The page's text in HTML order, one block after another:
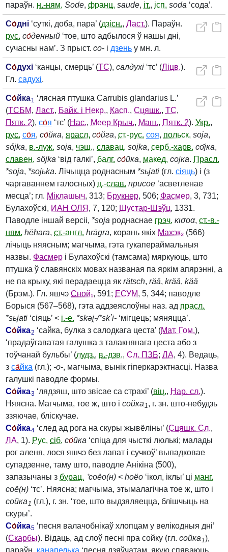
параўн. н.-ням. Sode, франц. saude, іт., ісп. soda ‘сода’.
Со́дні ‘суткі, доба, пара’ (дзісн., Ласт.). Параўн.
рус. со́денный ‘тое, што адбылося ў нашы дні,
сучасны нам’. З прыст. со‑ і дзень у мн. л.
Со́духі ‘канцы, смерць’ (ТС), салдухі ‘тс’ (Ліцв.).
Гл. садухі.
Со́йка1 ‘лясная птушка Carrubis glandarius L.’
(ТСБМ, Ласт., Байк. і Некр., Касп., Сцяшк., ТС,
Пятк. 2), со́я ‘тс’ (Нас., Меер Крыч., Маш., Пятк. 2). Укр.,
рус. со́я, со́йка, ярасл. со́йга, ст.-рус. соя, польск. soja,
sójka, в.-луж. soja, чэш., славац. sojka, серб.-харв. со̑јка,
славен. sȏjka ‘від галкі’, балг. со́йка, макед. сојка. Прасл.
*soja, *sojьka. Лічыцца роднасным *sьjati (гл. сіяць) і (з
чаргаваннем галосных) ц.-слав. присое ‘асветленае
месца’; гл. Міклашыч, 313; Брукнер, 506; Фасмер, 3, 731;
Булахоўскі, ИАН ОЛЯ , 7, 120; Шустар-Шэўц, 1331.
Паводле іншай версіі, *soja роднаснае грэч. κισοα, ст.-в.-
ням. hëhara, ст.-англ. hrāgra, корань якіх Махэк₂ (566)
лічыць няясным; магчыма, гэта гукапераймальныя
назвы. Фасмер і Булахоўскі (тамсама) мяркуюць, што
птушка ў славянскіх мовах названая па яркім апярэнні, а
не па крыку, які перадаецца як rätsch, rää, krää, kää
(Брэм.). Гл. яшчэ Сной₁, 591; ЕСУМ, 5, 344; паводле
Борыся (567–568), гэта аддзеяслоўны наз. ад прасл.
*sьjati ‘сіяць’ < і.-е. *skəi̯‑/*skʼi‑ ‘мігцець; мяняцца’.
Со́йка2 ‘сайка, булка з салодкага цеста’ (Мат. Гом.),
‘прадаўгаватая галушка з талакнянага цеста або з
тоўчанай бульбы’ (лудз., в.-дзв., Сл. ПЗБ; ЛА, 4). Ведаць,
з са́йка (гл.); ‑о‑, магчыма, вынік гіперкарэктнасці. Назва
галушкі паводле формы.
Со́йка3 ‘лядзяш, што звісае са страхі’ (віц., Нар. сл.).
Няясна. Магчыма, тое ж, што і сойка1, г. зн. што-небудзь
ззяючае, бліскучае.
Со́йка4 ‘след ад рога на скуры жывёліны’ (Сцяшк. Сл.,
ЛА, 1). Рус. сіб. со́йка ‘спіца для чысткі люлькі; малады
рог аленя, лося яшчэ без лапат і сучкоў’ выпадковае
супадзенне, таму што, паводле Анікіна (500),
запазычаны з бурац. ⁺соёо(н) < hoëo ‘ікол, іклы’ ці манг.
соё(н) ‘тс’. Няясна; магчыма, этымалагічна тое ж, што і
сойка1 (гл.), г. зн. ‘тое, што выдзяляецца, блішчыць на
скуры’.
Со́йка5 ‘песня валачобнікаў хлопцам у велікодныя дні’
(Скарбы). Відаць, ад слоў песні пра сойку (гл. сойка1),
параўн. канапелька ‘песня дзяўчатам, якую спяваюць